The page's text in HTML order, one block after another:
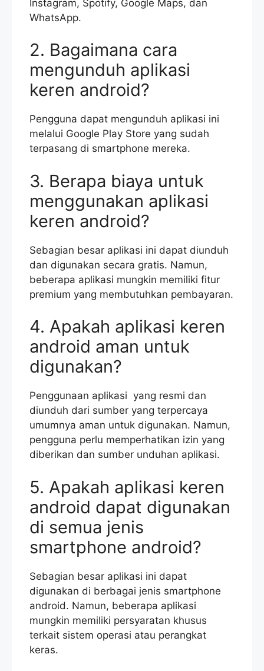
Instagram, Spotify, Google Maps, dan
WhatsApp.
2. Bagaimana cara
mengunduh aplikasi
keren android?
Pengguna dapat mengunduh aplikasi ini
melalui Google Play Store yang sudah
terpasang di smartphone mereka.
3. Berapa biaya untuk
menggunakan aplikasi
keren android?
Sebagian besar aplikasi ini dapat diunduh
dan digunakan secara gratis. Namun,
beberapa aplikasi mungkin memiliki fitur
premium yang membutuhkan pembayaran.
4. Apakah aplikasi keren
android aman untuk
digunakan?
Penggunaan aplikasi yang resmi dan
diunduh dari sumber yang terpercaya
umumnya aman untuk digunakan. Namun,
pengguna perlu memperhatikan izin yang
diberikan dan sumber unduhan aplikasi.
5. Apakah aplikasi keren
android dapat digunakan
di semua jenis
smartphone android?
Sebagian besar aplikasi ini dapat
digunakan di berbagai jenis smartphone
android. Namun, beberapa aplikasi
mungkin memiliki persyaratan khusus
terkait sistem operasi atau perangkat
keras.